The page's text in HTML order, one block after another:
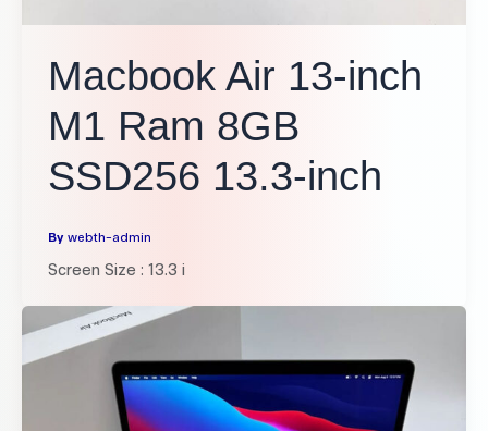
Macbook Air 13-inch
M1 Ram 8GB
SSD256 13.3-inch
Bywebth-admin
Screen Size : 13.3 i